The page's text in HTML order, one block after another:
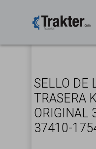
SELLO DE
TRASERA
ORIGINAL
37410-